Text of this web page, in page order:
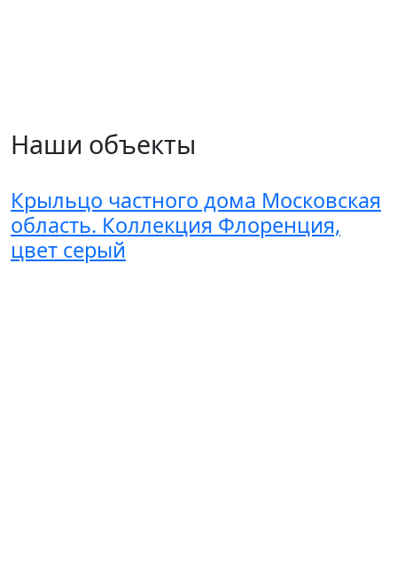
Наши объекты
Крыльцо частного дома Московская
область. Коллекция Флоренция,
цвет серый